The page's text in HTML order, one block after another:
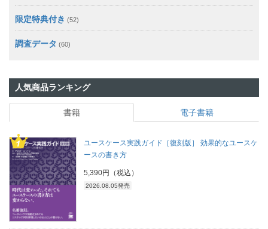
限定特典付き (52)
調査データ (60)
人気商品ランキング
書籍 電子書籍
ユースケース実践ガイド［復刻版］ 効果的なユースケ
ースの書き方
5,390円（税込）
2026.08.05発売